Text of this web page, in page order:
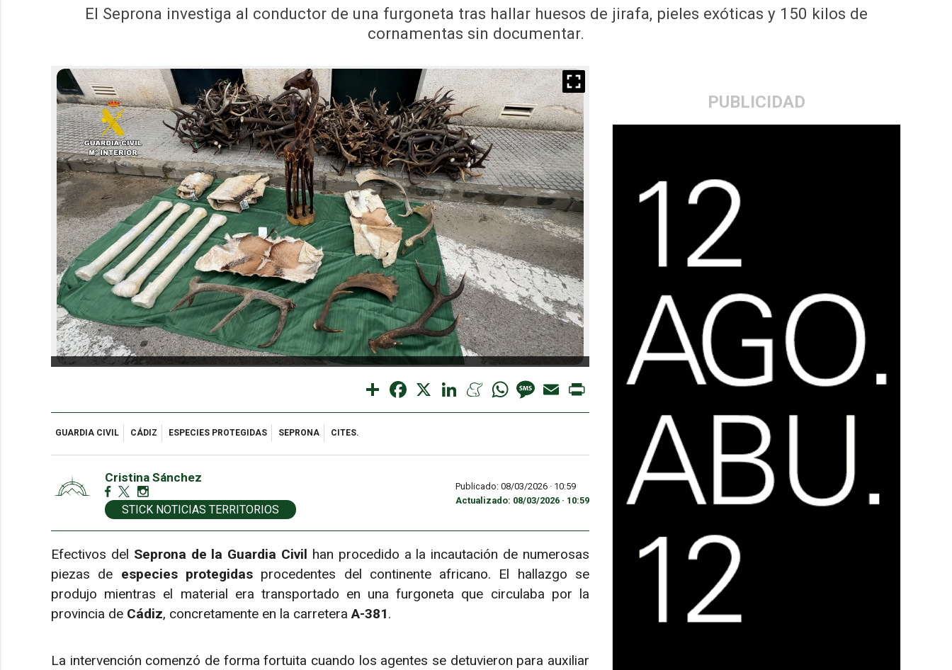
El Seprona investiga al conductor de una furgoneta tras hallar huesos de jirafa, pieles exóticas y 150 kilos de
cornamentas sin documentar.
PUBLICIDAD
Share Facebook LinkedInMeneameWhatsAppMessage
Email
GUARDIA CIVIL CÁDIZ ESPECIES PROTEGIDAS SEPRONA CITES.
Cristina Sánchez
STICK NOTICIAS TERRITORIOS
Publicado: 08/03/2026 · 10:59
Actualizado: 08/03/2026 · 10:59
Efectivos del Seprona de la Guardia Civil han procedido a la incautación de numerosas
piezas de especies protegidasprocedentes del continente africano. El hallazgo se
produjo mientras el material era transportado en una furgoneta que circulaba por la
provincia de Cádiz, concretamente en la carreteraA-381.
La intervención comenzó de forma fortuita cuando los agentes se detuvieron para auxiliar